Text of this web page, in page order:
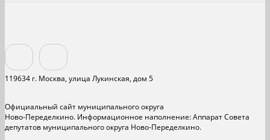
119634 г. Москва, улица Лукинская, дом 5
Официальный сайт муниципального округа
Ново-Переделкино. Информационное наполнение: Аппарат Совета
депутатов муниципального округа Ново-Переделкино.